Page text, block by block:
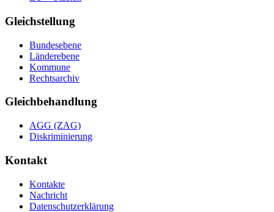
Gleichstellung
Bundesebene
Länderebene
Kommune
Rechtsarchiv
Gleichbehandlung
AGG (ZAG)
Diskriminierung
Kontakt
Kontakte
Nachricht
Datenschutzerklärung